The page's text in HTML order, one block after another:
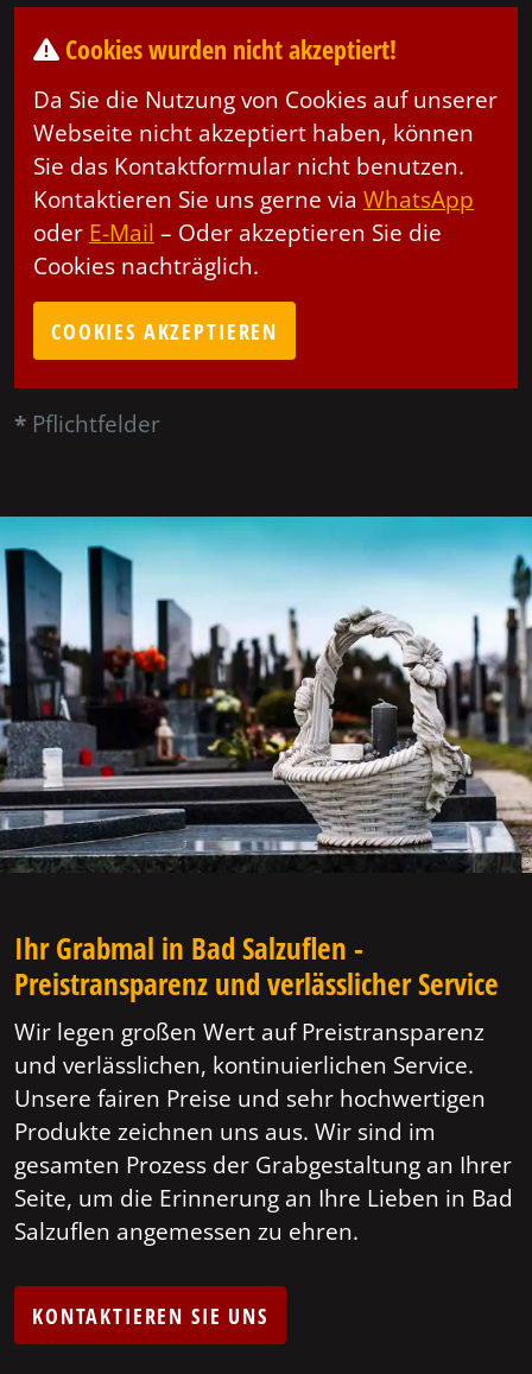
Cookies wurden nicht akzeptiert!
Da Sie die Nutzung von Cookies auf unserer
Webseite nicht akzeptiert haben, können
Sie das Kontaktformular nicht benutzen.
Kontaktieren Sie uns gerne via WhatsApp
oder E-Mail – Oder akzeptieren Sie die
Cookies nachträglich.
COOKIES AKZEPTIEREN
* Pflichtfelder
Ihr Grabmal in Bad Salzuflen -
Preistransparenz und verlässlicher Service
Wir legen großen Wert auf Preistransparenz
und verlässlichen, kontinuierlichen Service.
Unsere fairen Preise und sehr hochwertigen
Produkte zeichnen uns aus. Wir sind im
gesamten Prozess der Grabgestaltung an Ihrer
Seite, um die Erinnerung an Ihre Lieben in Bad
Salzuflen angemessen zu ehren.
KONTAKTIEREN SIE UNS